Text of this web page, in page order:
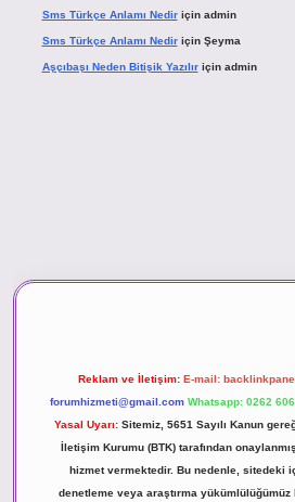
Sms Türkçe Anlamı Nediriçin admin
Sms Türkçe Anlamı Nediriçin Şeyma
Aşçıbaşı Neden Bitişik Yazılıriçin admin
Reklam ve İletişim: E-mail:
forumhizmeti@gmail.com Whatsapp: 0262
Yasal Uyarı: Sitemiz, 5651 Sayılı Kanun
İletişim Kurumu (BTK) tarafından
hizmet vermektedir. Bu nedenle, sitedeki
denetleme veya araştırma yükümlülüğümüz